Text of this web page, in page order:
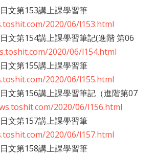
文第153講上課學習筆
2020/06/l153.html
文第154講上課學習筆記(進階 第06
2020/06/l154.html
文第155講上課學習筆
2020/06/l155.html
文第156講上課學習筆記（進階第07
2020/06/l156.html
文第157講上課學習筆
2020/06/l157.html
文第158講上課學習筆